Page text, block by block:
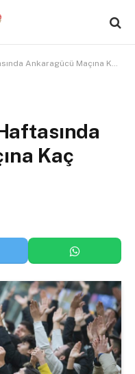
Maçına Kaç Seyirci Geldi?
Kaç